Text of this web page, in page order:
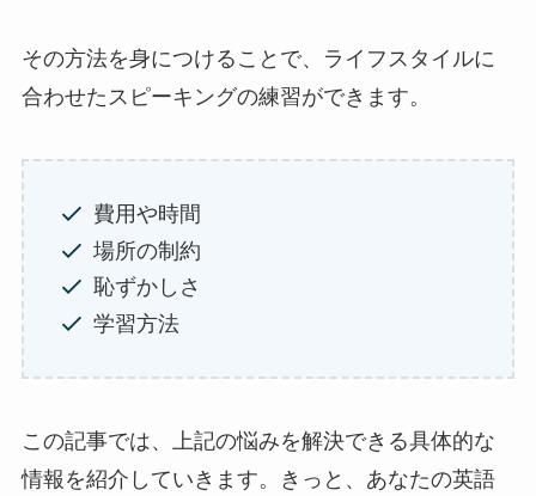
その方法を身につけることで、ライフスタイルに
合わせたスピーキングの練習ができます。
費用や時間
場所の制約
恥ずかしさ
学習方法
この記事では、上記の悩みを解決できる具体的な
情報を紹介していきます。きっと、あなたの英語